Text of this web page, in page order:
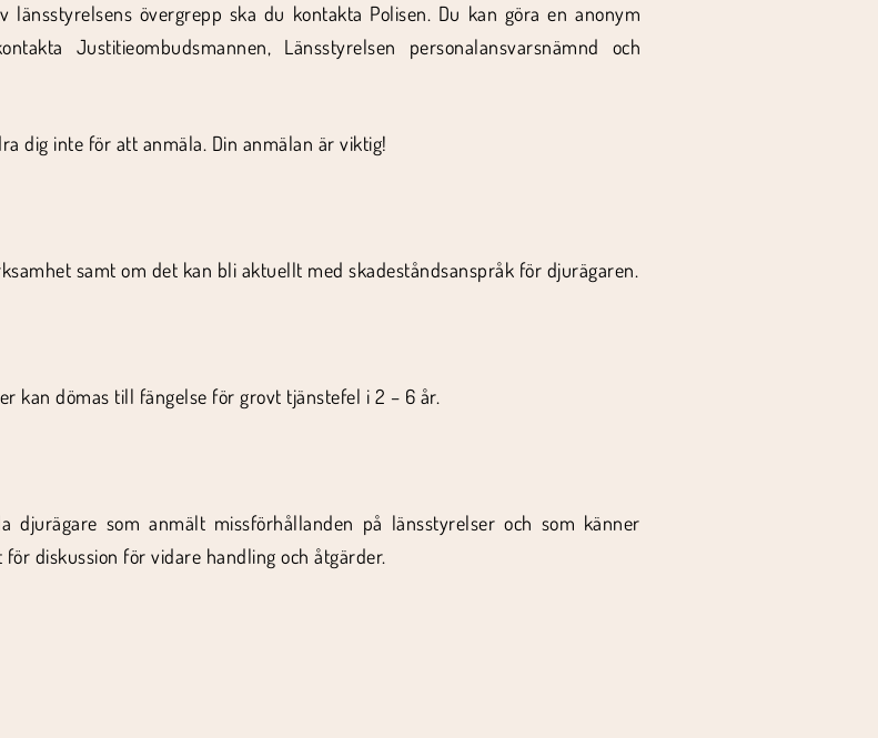
övergrepp ska du kontakta Polisen. Du kan göra en anonym
Justitieombudsmannen, Länsstyrelsen personalansvarsnämnd och
dig inte för att anmäla. Din anmälan är viktig!
samt om det kan bli aktuellt med skadeståndsanspråk för djurägaren.
kan dömas till fängelse för grovt tjänstefel i 2 – 6 år.
som anmält missförhållanden på länsstyrelser och som känner
diskussion för vidare handling och åtgärder.